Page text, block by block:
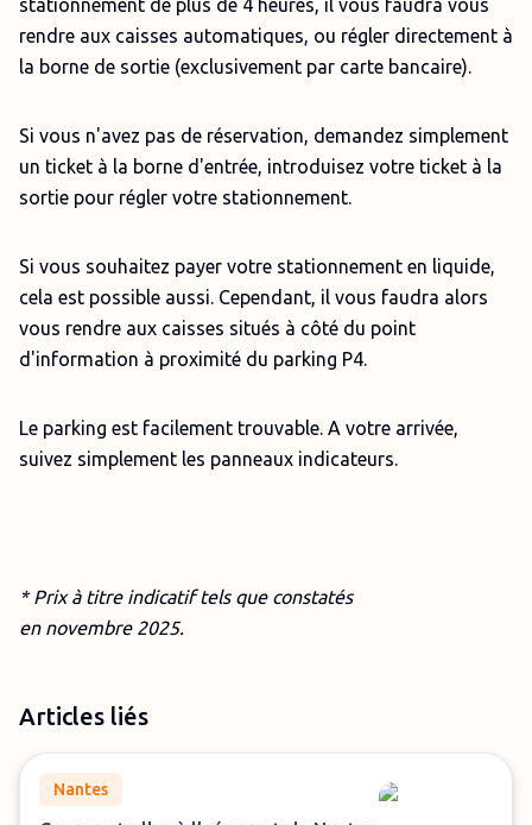
stationnement de plus de 4 heures, il vous faudra vous
rendre aux caisses automatiques, ou régler directement à
la borne de sortie (exclusivement par carte bancaire).
Si vous n'avez pas de réservation, demandez simplement
un ticket à la borne d'entrée, introduisez votre ticket à la
sortie pour régler votre stationnement.
Si vous souhaitez payer votre stationnement en liquide,
cela est possible aussi. Cependant, il vous faudra alors
vous rendre aux caisses situés à côté du point
d'information à proximité du parking P4.
Le parking est facilement trouvable. A votre arrivée,
suivez simplement les panneaux indicateurs.
* Prix à titre indicatif tels que constatés
en novembre2025.
Articles liés
Nantes